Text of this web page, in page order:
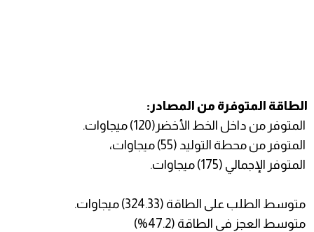
الطاقة المتوفرة من المصادر:
المتوفر من داخل الخط الأخضر(120) ميجاوات.
المتوفر من محطة التوليد (55) ميجاوات،
المتوفر الإجمالي (175) ميجاوات.
متوسط الطلب على الطاقة (324.33) ميجاوات.
متوسط العجز في الطاقة (47.2%)